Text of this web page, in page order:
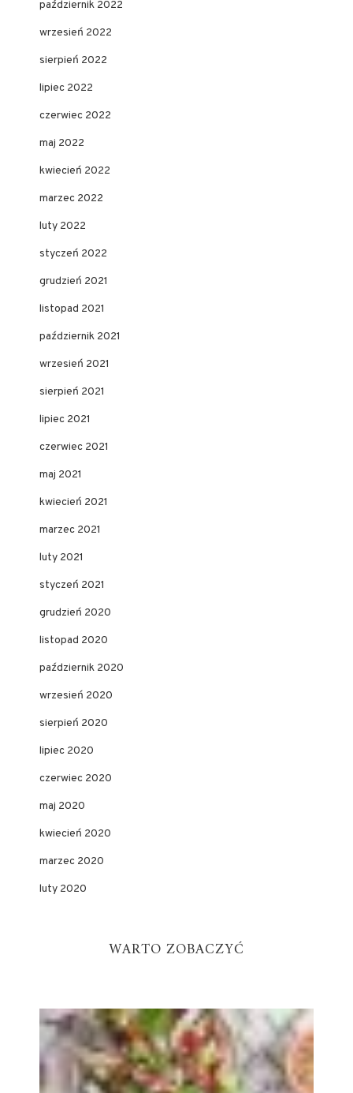
październik 2022
wrzesień 2022
sierpień 2022
lipiec 2022
czerwiec 2022
maj 2022
kwiecień 2022
marzec 2022
luty 2022
styczeń 2022
grudzień 2021
listopad 2021
październik 2021
wrzesień 2021
sierpień 2021
lipiec 2021
czerwiec 2021
maj 2021
kwiecień 2021
marzec 2021
luty 2021
styczeń 2021
grudzień 2020
listopad 2020
październik 2020
wrzesień 2020
sierpień 2020
lipiec 2020
czerwiec 2020
maj 2020
kwiecień 2020
marzec 2020
luty 2020
WARTO ZOBACZYĆ